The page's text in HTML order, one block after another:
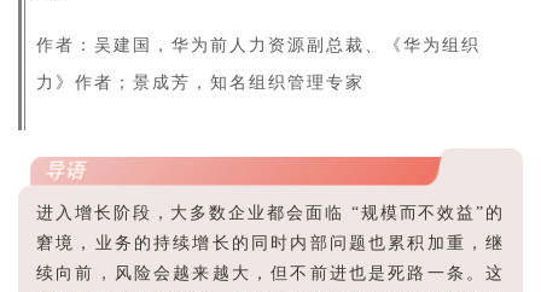
作者：吴建国，华为前人力资源副总裁、《华为组织
力》作者；景成芳，知名组织管理专家
导语
进入增长阶段，大多数企业都会面临 “规模而不效益”的
窘境，业务的持续增长的同时内部问题也累积加重，继
续向前，风险会越来越大，但不前进也是死路一条。这